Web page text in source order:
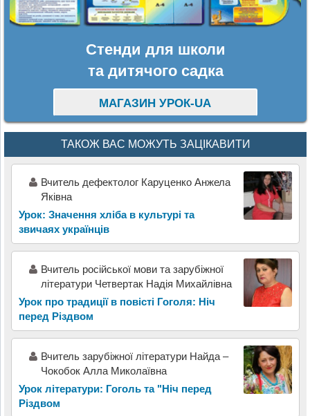
Стенди для школи
та дитячого садка
МАГАЗИН УРОК-UA
ТАКОЖ ВАС МОЖУТЬ ЗАЦІКАВИТИ
Вчитель дефектолог Каруценко Анжела
Яківна
Урок: Значення хліба в культурі та
звичаях українців
Вчитель російської мови та зарубіжної
літератури Четвертак Надія Михайлівна
Урок про традиції в повісті Гоголя: Ніч
перед Різдвом
Вчитель зарубіжної літератури Найда –
Чокобок Алла Миколаївна
Урок літератури: Гоголь та "Ніч перед
Різдвом